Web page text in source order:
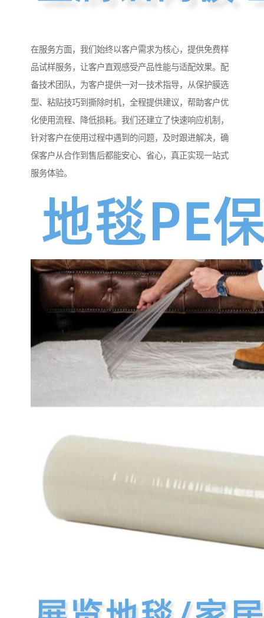
在服务方面，我们始终以客户需求为核心，提供免费样
品试样服务，让客户直观感受产品性能与适配效果。配
备技术团队，为客户提供一对一技术指导，从保护膜选
型、粘贴技巧到撕除时机，全程提供建议，帮助客户优
化使用流程、降低损耗。我们还建立了快速响应机制，
针对客户在使用过程中遇到的问题，及时跟进解决，确
保客户从合作到售后都能安心、省心，真正实现一站式
服务体验。